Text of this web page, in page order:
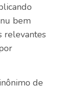
bem
relevantes
de